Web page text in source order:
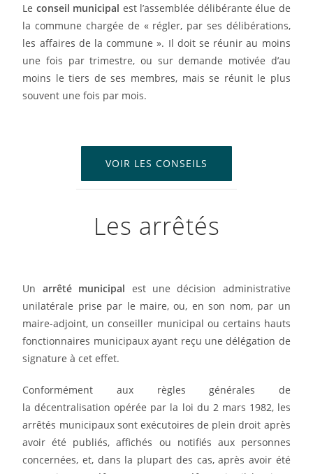
Le conseil municipal est l’assemblée délibérante élue de
la commune chargée de « régler, par ses délibérations,
les affaires de la commune ». Il doit se réunir au moins
une fois par trimestre, ou sur demande motivée d’au
moins le tiers de ses membres, mais se réunit le plus
souvent une fois par mois.
VOIR LES CONSEILS
Les arrêtés
Un arrêté municipal est une décision administrative
unilatérale prise par le maire, ou, en son nom, par un
maire-adjoint, un conseiller municipal ou certains hauts
fonctionnaires municipaux ayant reçu une délégation de
signature à cet effet.
Conformément aux règles générales de
la décentralisation opérée par la loi du 2 mars 1982, les
arrêtés municipaux sont exécutoires de plein droit après
avoir été publiés, affichés ou notifiés aux personnes
concernées, et, dans la plupart des cas, après avoir été